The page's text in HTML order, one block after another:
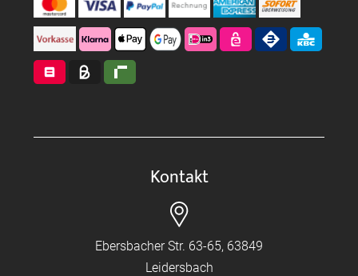
Kontakt
Ebersbacher Str. 63-65, 63849
Leidersbach